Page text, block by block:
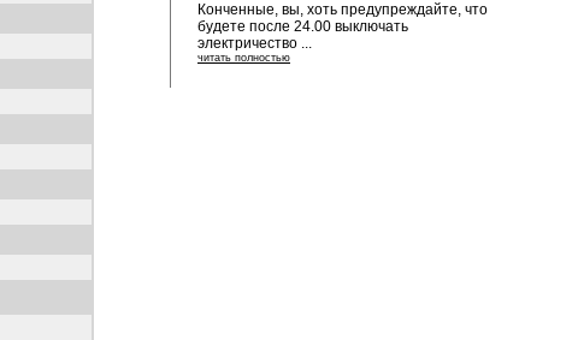
Конченные, вы, хоть предупреждайте, что
будете после 24.00 выключать
электричество ...
читать полностью